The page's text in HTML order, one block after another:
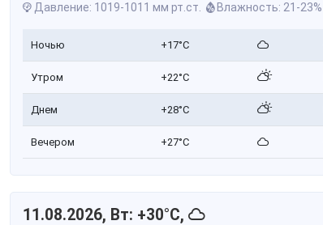
Давление: 1019-1011 мм рт.ст. Влажность: 21-23%
Ночью +17°C
Утром +22°C
Днем +28°C
Вечером +27°C
11.08.2026, Вт: +30°C,